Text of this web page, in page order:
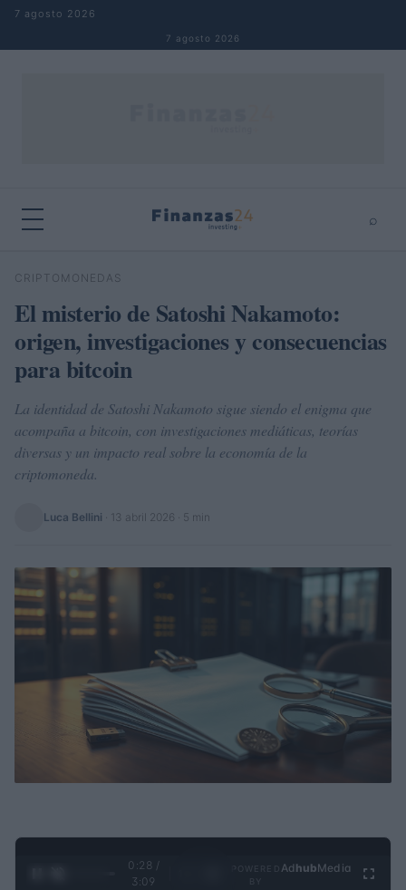
Saltar al contenido
7 agosto 2026
7 agosto 2026
⌕
Buscar
CRIPTOMONEDAS
El misterio de Satoshi Nakamoto:
origen, investigaciones y consecuencias
para bitcoin
La identidad de Satoshi Nakamoto sigue siendo el enigma que
acompaña a bitcoin, con investigaciones mediáticas, teorías
diversas y un impacto real sobre la economía de la
criptomoneda.
Luca Bellini 13 abril 2026 · 5 min
0:29 /
3:09
Ad hubMedia